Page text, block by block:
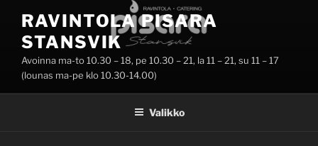
sisältöönRAVINTOLA PISARA
STANSVIK
Avoinna ma-to 10.30 – 18, pe 10.30 – 21, la 11 – 21, su 11 – 17
(lounas ma-pe klo 10.30-14.00)
Valikko